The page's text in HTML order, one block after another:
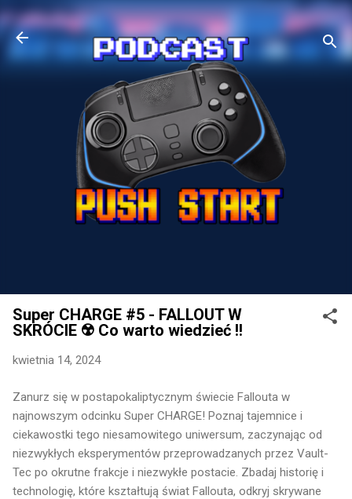
Super CHARGE #5 - FALLOUT W
SKRÓCIE ☢️ Co warto wiedzieć !!
kwietnia 14, 2024
Zanurz się w postapokaliptycznym świecie Fallouta w
najnowszym odcinku Super CHARGE! Poznaj tajemnice i
ciekawostki tego niesamowitego uniwersum, zaczynając od
niezwykłych eksperymentów przeprowadzanych przez Vault-
Tec po okrutne frakcje i niezwykłe postacie. Zbadaj historię i
technologię, które kształtują świat Fallouta, odkryj skrywane